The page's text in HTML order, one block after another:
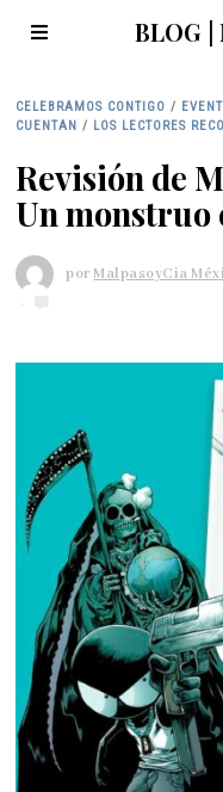
BLOG |
CELEBRAMOS CONTIGO /
CUENTAN / LOS LECTORES
Revisión de
Un monstruo
porMalpasoyCia